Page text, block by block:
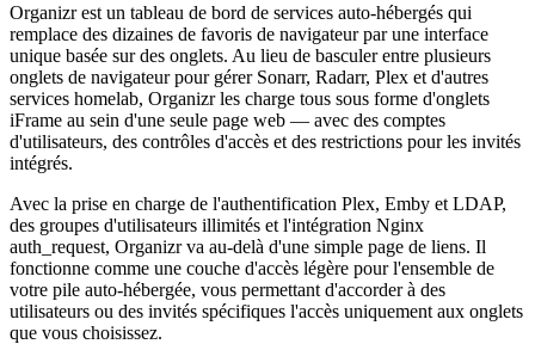
Organizr est un tableau de bord de services auto-hébergés qui
remplace des dizaines de favoris de navigateur par une interface
unique basée sur des onglets. Au lieu de basculer entre plusieurs
onglets de navigateur pour gérer Sonarr, Radarr, Plex et d'autres
services homelab, Organizr les charge tous sous forme d'onglets
iFrame au sein d'une seule page web — avec des comptes
d'utilisateurs, des contrôles d'accès et des restrictions pour les invités
intégrés.
Avec la prise en charge de l'authentification Plex, Emby et LDAP,
des groupes d'utilisateurs illimités et l'intégration Nginx
auth_request, Organizr va au-delà d'une simple page de liens. Il
fonctionne comme une couche d'accès légère pour l'ensemble de
votre pile auto-hébergée, vous permettant d'accorder à des
utilisateurs ou des invités spécifiques l'accès uniquement aux onglets
que vous choisissez.